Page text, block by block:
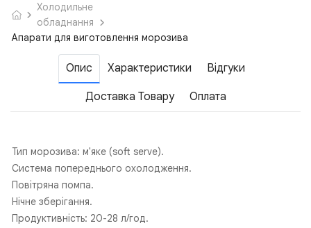
Холодильне
обладнання
Апарати для виготовлення морозива
Опис Характеристики Відгуки
Доставка Товару Оплата
Тип морозива: м'яке (soft serve).
Cистема попереднього охолодження.
Повітряна помпа.
Нічне зберігання.
Продуктивність: 20-28 л/год.